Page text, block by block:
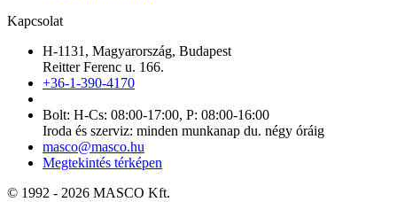
Kapcsolat
H-1131, Magyarország, Budapest
Reitter Ferenc u. 166.
+36-1-390-4170
Bolt: H-Cs: 08:00-17:00, P: 08:00-16:00
Iroda és szerviz: minden munkanap du. négy óráig
masco@masco.hu
Megtekintés térképen
© 1992 - 2026 MASCO Kft.